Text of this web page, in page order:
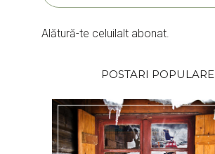
Alătură-te celuilalt abonat.
POSTARI POPULARE